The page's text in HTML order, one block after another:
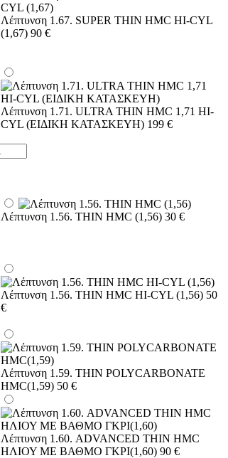
Λέπτυνση 1.67. SUPER THIN HMC HI-CYL
(1,67) 90 €
Λέπτυνση 1.71. ULTRA THIN HMC 1,71 HI-
CYL (ΕΙΔΙΚΗ ΚΑΤΑΣΚΕΥΗ) 199 €
Λέπτυνση 1.56. THIN HMC (1,56) 30 €
Λέπτυνση 1.56. THIN HMC HI-CYL (1,56) 50
€
Λέπτυνση 1.59. THIN POLYCARBONATE
HMC(1,59) 50 €
Λέπτυνση 1.60. ADVANCED THIN HMC
ΗΛΙΟΥ ΜΕ ΒΑΘΜΟ ΓΚΡΙ(1,60) 90 €